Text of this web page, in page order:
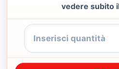
vedere subito